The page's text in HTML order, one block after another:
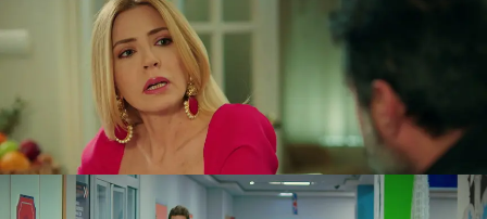
El regreso al colegio no es fácil para los jóvenes.
Doruk, Harika y sus amigos esperan a los recién
llegados con burlas y provocaciones.
se contiene y golpea a uno de ellos, mientras
Aybike, decidida a defender a su hermano,
humilla a un compañero de Doruk agarrándole del
pelo.